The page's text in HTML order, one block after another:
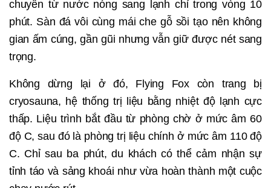
chuyển từ nước nóng sang lạnh chỉ trong vòng 10
phút. Sàn đá vôi cùng mái che gỗ sồi tạo nên không
gian ấm cúng, gần gũi nhưng vẫn giữ được nét sang
trọng.
Không dừng lại ở đó, Flying Fox còn trang bị
cryosauna, hệ thống trị liệu bằng nhiệt độ lạnh cực
thấp. Liệu trình bắt đầu từ phòng chờ ở mức âm 60
độ C, sau đó là phòng trị liệu chính ở mức âm 110 độ
C. Chỉ sau ba phút, du khách có thể cảm nhận sự
tỉnh táo và sảng khoái như vừa hoàn thành một cuộc